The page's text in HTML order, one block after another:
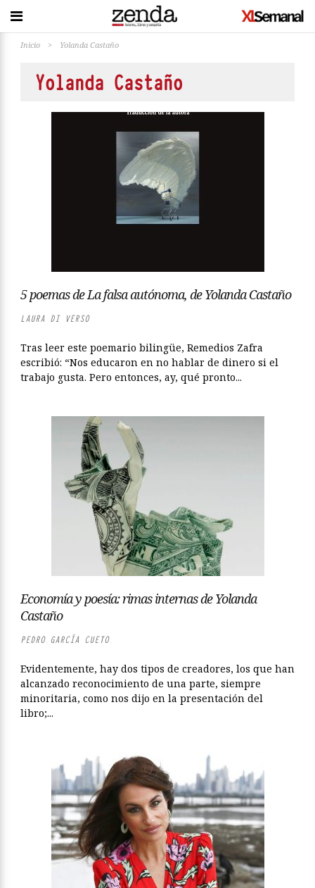
Inicio > Yolanda Castaño
Yolanda Castaño
5 poemas de La falsa autónoma, de Yolanda Castaño
LAURA DI VERSO
Tras leer este poemario bilingüe, Remedios Zafra
escribió: “Nos educaron en no hablar de dinero si el
trabajo gusta. Pero entonces, ay, qué pronto...
Economía y poesía: rimas internas de Yolanda
Castaño
PEDRO GARCÍA CUETO
Evidentemente, hay dos tipos de creadores, los que han
alcanzado reconocimiento de una parte, siempre
minoritaria, como nos dijo en la presentación del
libro;...